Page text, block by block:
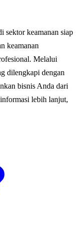
sektor keamanan siap
keamanan
Melalui
dilengkapi dengan
bisnis Anda dari
lebih lanjut,